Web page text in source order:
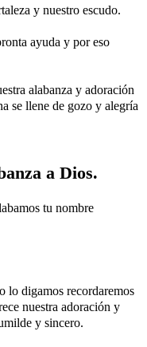
y nuestro escudo.
ayuda y por eso
alabanza y adoración
se llene de gozo y alegría
a Dios.
tu nombre
lo digamos recordaremos
nuestra adoración y
y sincero.